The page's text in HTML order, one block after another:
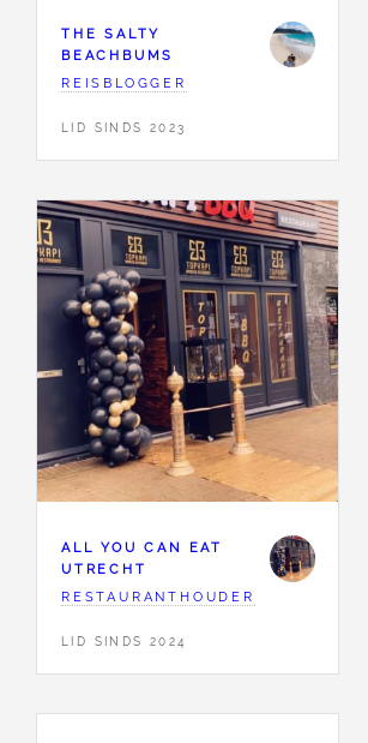
THE SALTY
BEACHBUMS
REISBLOGGER
LID SINDS 2023
ALL YOU CAN EAT
UTRECHT
RESTAURANTHOUDER
LID SINDS 2024